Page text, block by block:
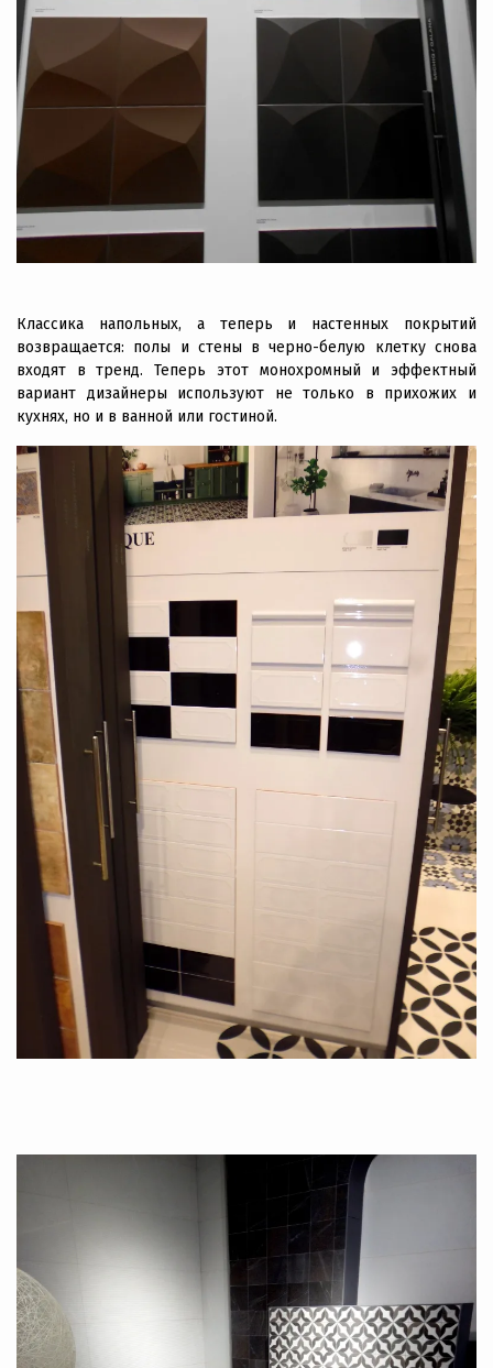
Классика напольных, а теперь и настенных покрытий
возвращается: полы и стены в черно-белую клетку снова
входят в тренд. Теперь этот монохромный и эффектный
вариант дизайнеры используют не только в прихожих и
кухнях, но и в ванной или гостиной.